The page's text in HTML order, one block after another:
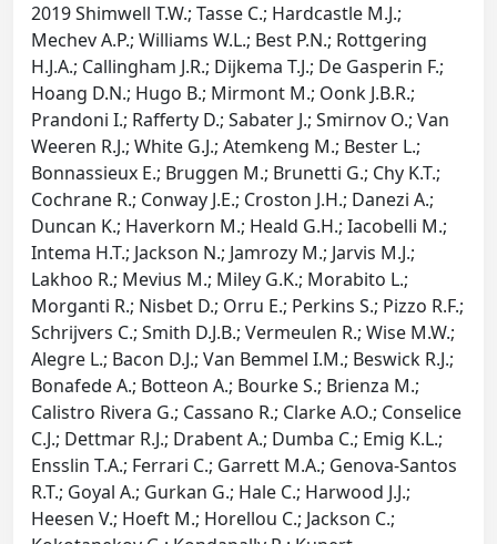
2019 Shimwell T.W.; Tasse C.; Hardcastle M.J.;
Mechev A.P.; Williams W.L.; Best P.N.; Rottgering
H.J.A.; Callingham J.R.; Dijkema T.J.; De Gasperin F.;
Hoang D.N.; Hugo B.; Mirmont M.; Oonk J.B.R.;
Prandoni I.; Rafferty D.; Sabater J.; Smirnov O.; Van
Weeren R.J.; White G.J.; Atemkeng M.; Bester L.;
Bonnassieux E.; Bruggen M.; Brunetti G.; Chy K.T.;
Cochrane R.; Conway J.E.; Croston J.H.; Danezi A.;
Duncan K.; Haverkorn M.; Heald G.H.; Iacobelli M.;
Intema H.T.; Jackson N.; Jamrozy M.; Jarvis M.J.;
Lakhoo R.; Mevius M.; Miley G.K.; Morabito L.;
Morganti R.; Nisbet D.; Orru E.; Perkins S.; Pizzo R.F.;
Schrijvers C.; Smith D.J.B.; Vermeulen R.; Wise M.W.;
Alegre L.; Bacon D.J.; Van Bemmel I.M.; Beswick R.J.;
Bonafede A.; Botteon A.; Bourke S.; Brienza M.;
Calistro Rivera G.; Cassano R.; Clarke A.O.; Conselice
C.J.; Dettmar R.J.; Drabent A.; Dumba C.; Emig K.L.;
Ensslin T.A.; Ferrari C.; Garrett M.A.; Genova-Santos
R.T.; Goyal A.; Gurkan G.; Hale C.; Harwood J.J.;
Heesen V.; Hoeft M.; Horellou C.; Jackson C.;